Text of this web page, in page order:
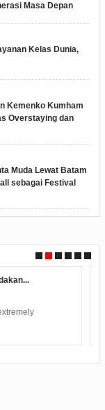
Masa Depan
Kelas Dunia,
Kemenko Kumham
Overstaying dan
Muda Lewat Batam
sebagai Festival
Dalam